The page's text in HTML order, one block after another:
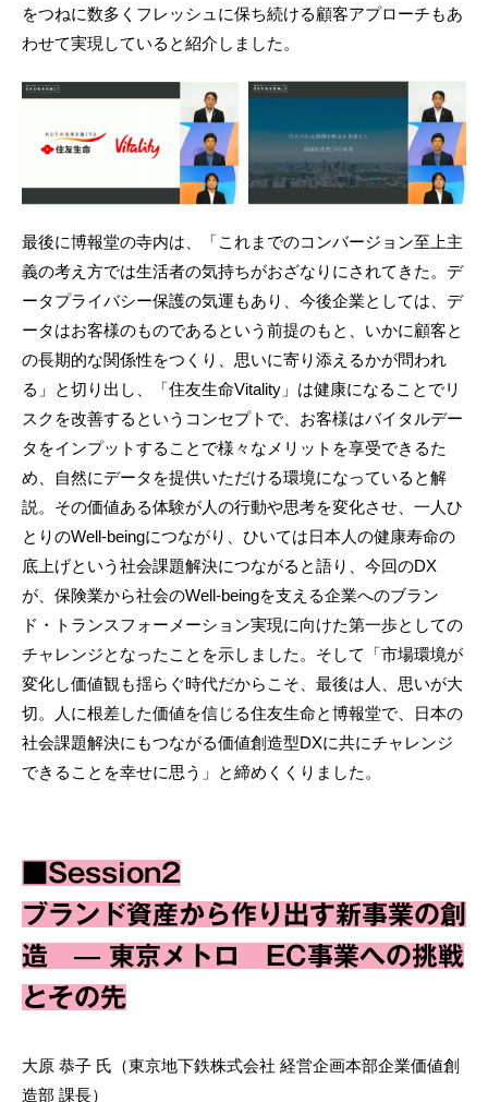
をつねに数多くフレッシュに保ち続ける顧客アプローチもあ
わせて実現していると紹介しました。
最後に博報堂の寺内は、「これまでのコンバージョン至上主
義の考え方では生活者の気持ちがおざなりにされてきた。デ
ータプライバシー保護の気運もあり、今後企業としては、デ
ータはお客様のものであるという前提のもと、いかに顧客と
の長期的な関係性をつくり、思いに寄り添えるかが問われ
る」と切り出し、「住友生命Vitality」は健康になることでリ
スクを改善するというコンセプトで、お客様はバイタルデー
タをインプットすることで様々なメリットを享受できるた
め、自然にデータを提供いただける環境になっていると解
説。その価値ある体験が人の行動や思考を変化させ、一人ひ
とりのWell-beingにつながり、ひいては日本人の健康寿命の
底上げという社会課題解決につながると語り、今回のDX
が、保険業から社会のWell-beingを支える企業へのブラン
ド・トランスフォーメーション実現に向けた第一歩としての
チャレンジとなったことを示しました。そして「市場環境が
変化し価値観も揺らぐ時代だからこそ、最後は人、思いが大
切。人に根差した価値を信じる住友生命と博報堂で、日本の
社会課題解決にもつながる価値創造型DXに共にチャレンジ
できることを幸せに思う」と締めくくりました。
■Session2
ブランド資産から作り出す新事業の創
造 — 東京メトロ EC事業への挑戦
とその先
大原 恭子 氏（東京地下鉄株式会社 経営企画本部企業価値創
造部 課長）